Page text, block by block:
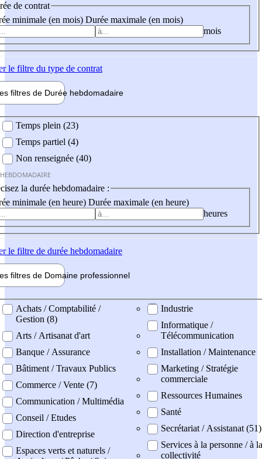
de contrat
minimale (en mois) Durée maximale (en mois)
mois
le filtre du type de contrat
filtres de Durée hebdomadaire
Temps plein (23)
Temps partiel (4)
Non renseignée (40)
la durée hebdomadaire :
minimale (en heure) Durée maximale (en heure)
heures
le filtre de durée hebdomadaire
filtres de Domaine professionnel
professionel
Achats / Comptabilité /
Gestion (8)
Arts / Artisanat d'art
Banque / Assurance
Bâtiment / Travaux Publics
Commerce / Vente (7)
Communication / Multimédia
Conseil / Etudes
Direction d'entreprise
Espaces verts et naturels /
Industrie
Informatique /
Télécommunication
Installation / Maintenance
Marketing / Stratégie
commerciale
Ressources Humaines
Santé
Secrétariat / Assistanat (51)
Services à la personne / à la
collectivité